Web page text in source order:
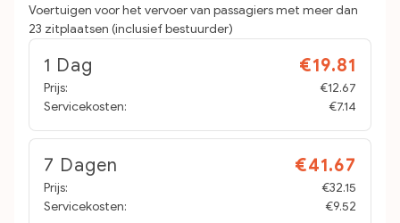
Voertuigen voor het vervoer van passagiers met meer dan
23 zitplaatsen (inclusief bestuurder)
1 Dag €19.81
Prijs:
€12.67
Servicekosten:
€7.14
7 Dagen €41.67
Prijs:
€32.15
Servicekosten:
€9.52